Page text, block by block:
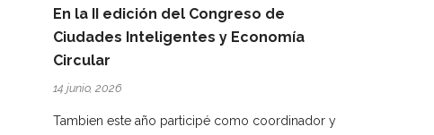
En la II edición del Congreso de
Ciudades Inteligentes y Economía
Circular
14 junio, 2026
Tambien este año participé como coordinador y